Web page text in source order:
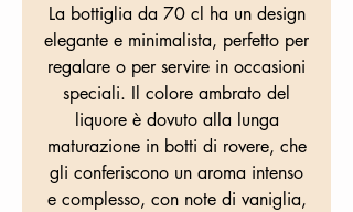
La bottiglia da 70 cl ha un design
elegante e minimalista, perfetto per
regalare o per servire in occasioni
speciali. Il colore ambrato del
liquore è dovuto alla lunga
maturazione in botti di rovere, che
gli conferiscono un aroma intenso
e complesso, con note di vaniglia,